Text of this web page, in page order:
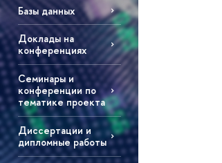
Базы данных
Доклады на
конференциях
Семинары и
конференции по
тематике проекта
Диссертации и
дипломные работы